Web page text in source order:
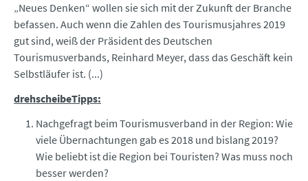
„Neues Denken“ wollen sie sich mit der Zukunft der Branche
befassen. Auch wenn die Zahlen des Tourismusjahres 2019
gut sind, weiß der Präsident des Deutschen
Tourismusverbands, Reinhard Meyer, dass das Geschäft kein
Selbstläufer ist. (...)
drehscheibeTipps:
Nachgefragt beim Tourismusverband in der Region: Wie
viele Übernachtungen gab es 2018 und bislang 2019?
Wie beliebt ist die Region bei Touristen? Was muss noch
besser werden?